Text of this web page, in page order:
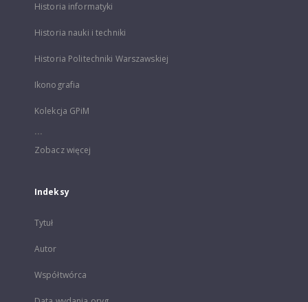
Historia informatyki
Historia nauki i techniki
Historia Politechniki Warszawskiej
Ikonografia
Kolekcja GPiM
...
Zobacz więcej
Indeksy
Tytuł
Autor
Współtwórca